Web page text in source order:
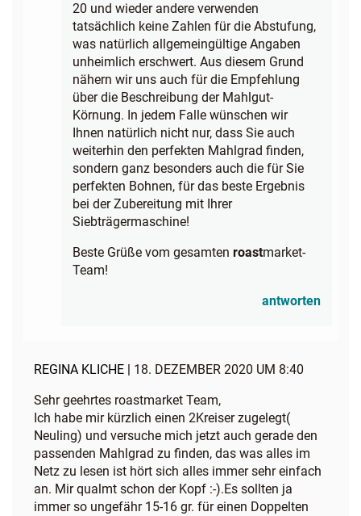
20 und wieder andere verwenden
tatsächlich keine Zahlen für die Abstufung,
was natürlich allgemeingültige Angaben
unheimlich erschwert. Aus diesem Grund
nähern wir uns auch für die Empfehlung
über die Beschreibung der Mahlgut-
Körnung. In jedem Falle wünschen wir
Ihnen natürlich nicht nur, dass Sie auch
weiterhin den perfekten Mahlgrad finden,
sondern ganz besonders auch die für Sie
perfekten Bohnen, für das beste Ergebnis
bei der Zubereitung mit Ihrer
Siebträgermaschine!
Beste Grüße vom gesamten roastmarket-
Team!
antworten
REGINA KLICHE | 18. DEZEMBER 2020 UM 8:40
Sehr geehrtes roastmarket Team,
Ich habe mir kürzlich einen 2Kreiser zugelegt(
Neuling) und versuche mich jetzt auch gerade den
passenden Mahlgrad zu finden, das was alles im
Netz zu lesen ist hört sich alles immer sehr einfach
an. Mir qualmt schon der Kopf :-).Es sollten ja
immer so ungefähr 15-16 gr. für einen Doppelten